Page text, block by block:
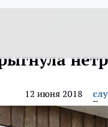
12 июня 2018